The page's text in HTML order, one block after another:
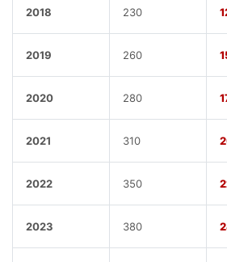
2018 230
2019 260
2020 280
2021 310
2022 350
2023 380